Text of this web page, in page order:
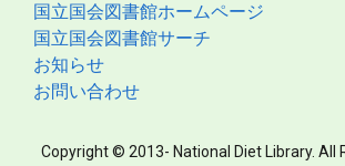
国立国会図書館ホームページ
国立国会図書館サーチ
お知らせ
お問い合わせ
Copyright © 2013- National Diet Library. All